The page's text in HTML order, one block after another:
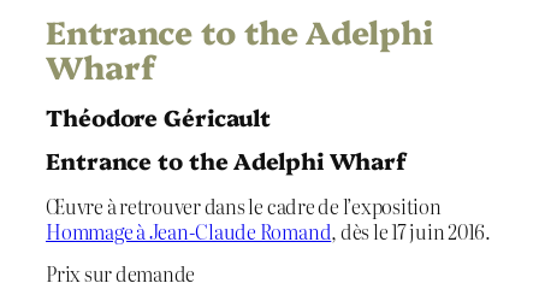
Entrance to the Adelphi
Wharf
Théodore Géricault
Entrance to the Adelphi Wharf
Œuvre à retrouver dans le cadre de l’exposition
Hommage à Jean-Claude Romand, dès le 17 juin 2016.
Prix sur demande